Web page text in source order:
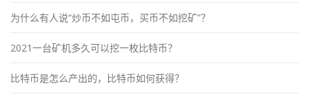
为什么有人说“炒币不如屯币，买币不如挖矿”？
2021一台矿机多久可以挖一枚比特币？
比特币是怎么产出的，比特币如何获得？